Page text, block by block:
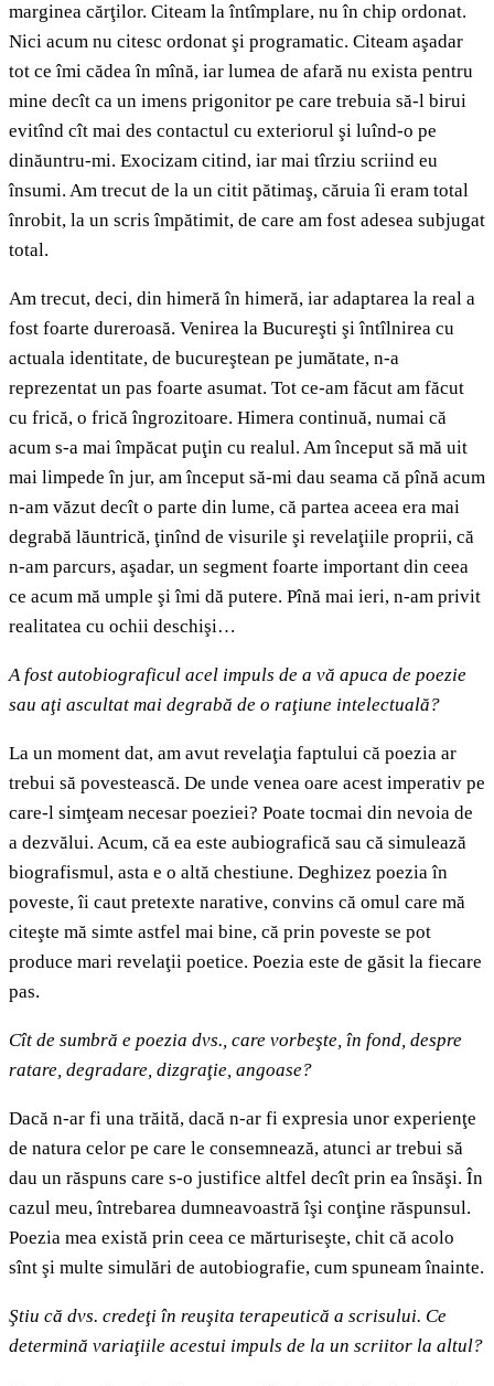
marginea cărţilor. Citeam la întîmplare, nu în chip ordonat.
Nici acum nu citesc ordonat şi programatic. Citeam aşadar
tot ce îmi cădea în mînă, iar lumea de afară nu exista pentru
mine decît ca un imens prigonitor pe care trebuia să-l birui
evitînd cît mai des contactul cu exteriorul şi luînd-o pe
dinăuntru-mi. Exocizam citind, iar mai tîrziu scriind eu
însumi. Am trecut de la un citit pătimaş, căruia îi eram total
înrobit, la un scris împătimit, de care am fost adesea subjugat
total.
Am trecut, deci, din himeră în himeră, iar adaptarea la real a
fost foarte dureroasă. Venirea la Bucureşti şi întîlnirea cu
actuala identitate, de bucureştean pe jumătate, n-a
reprezentat un pas foarte asumat. Tot ce-am făcut am făcut
cu frică, o frică îngrozitoare. Himera continuă, numai că
acum s-a mai împăcat puţin cu realul. Am început să mă uit
mai limpede în jur, am început să-mi dau seama că pînă acum
n-am văzut decît o parte din lume, că partea aceea era mai
degrabă lăuntrică, ţinînd de visurile şi revelaţiile proprii, că
n-am parcurs, aşadar, un segment foarte important din ceea
ce acum mă umple şi îmi dă putere. Pînă mai ieri, n-am privit
realitatea cu ochii deschişi…
A fost autobiograficul acel impuls de a vă apuca de poezie
sau aţi ascultat mai degrabă de o raţiune intelectuală?
La un moment dat, am avut revelaţia faptului că poezia ar
trebui să povestească. De unde venea oare acest imperativ pe
care-l simţeam necesar poeziei? Poate tocmai din nevoia de
a dezvălui. Acum, că ea este aubiografică sau că simulează
biografismul, asta e o altă chestiune. Deghizez poezia în
poveste, îi caut pretexte narative, convins că omul care mă
citeşte mă simte astfel mai bine, că prin poveste se pot
produce mari revelaţii poetice. Poezia este de găsit la fiecare
pas.
Cît de sumbră e poezia dvs., care vorbeşte, în fond, despre
ratare, degradare, dizgraţie, angoase?
Dacă n-ar fi una trăită, dacă n-ar fi expresia unor experienţe
de natura celor pe care le consemnează, atunci ar trebui să
dau un răspuns care s-o justifice altfel decît prin ea însăşi. În
cazul meu, întrebarea dumneavoastră îşi conţine răspunsul.
Poezia mea există prin ceea ce mărturiseşte, chit că acolo
sînt şi multe simulări de autobiografie, cum spuneam înainte.
Ştiu că dvs. credeţi în reuşita terapeutică a scrisului. Ce
determină variaţiile acestui impuls de la un scriitor la altul?